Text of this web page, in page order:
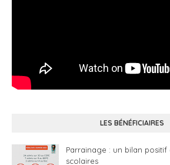
LES BÉNÉFICIAIRES
Parrainage : un bilan positif
scolaires